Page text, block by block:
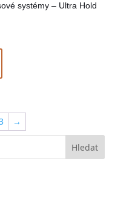
systémy – Ultra Hold
→